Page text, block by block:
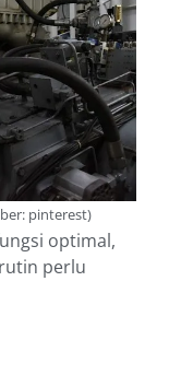
pinterest)
optimal,
perlu